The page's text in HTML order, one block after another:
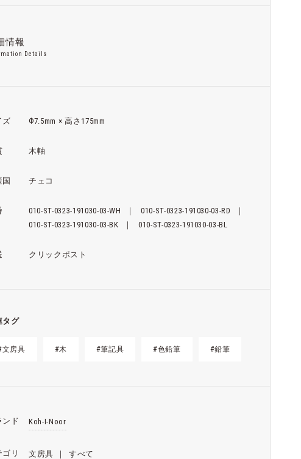
情報
Details
ズ Ф7.5mm × 高さ175mm
木軸
国 チェコ
010-ST-0323-191030-03-WH ｜ 010-ST-0323-191030-03-RD
｜
010-ST-0323-191030-03-BK
｜ 010-ST-0323-191030-03-BL
クリックポスト
タグ
文房具 #木 #筆記具 #色鉛筆 #鉛筆
ンド Koh-I-Noor
ゴリ 文房具 ｜ すべて